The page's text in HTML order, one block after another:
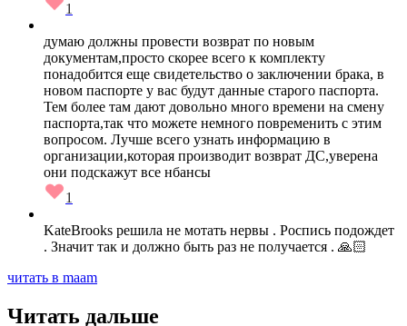
1
думаю должны провести возврат по новым
документам,просто скорее всего к комплекту
понадобится еще свидетельство о заключении брака, в
новом паспорте у вас будут данные старого паспорта.
Тем более там дают довольно много времени на смену
паспорта,так что можете немного повременить с этим
вопросом. Лучше всего узнать информацию в
организации,которая производит возврат ДС,уверена
они подскажут все нбансы
1
KateBrooks решила не мотать нервы . Роспись подождет
. Значит так и должно быть раз не получается . 🙏🏻
читать в maam
Читать дальше